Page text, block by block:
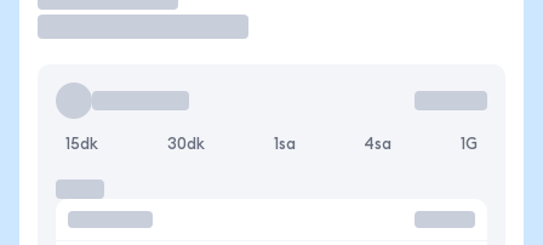
15dk 30dk 1sa 4sa 1G